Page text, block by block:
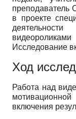
в проекте
Исследование
Ход
Работа над
включения